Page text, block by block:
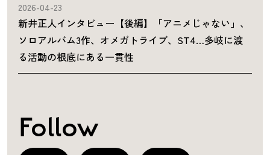
2026-04-23
新井正人インタビュー【後編】「アニメじゃない」、
ソロアルバム3作、オメガトライブ、ST4…多岐に渡
る活動の根底にある一貫性
Follow